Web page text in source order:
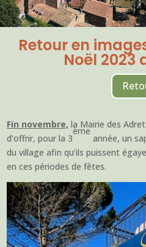
Retour en
Noël 2023
Fin novembre, la Mairie des
d’offrir, pour la 3
ème
année, un
du village afin qu’ils puissent
en ces périodes de fêtes.